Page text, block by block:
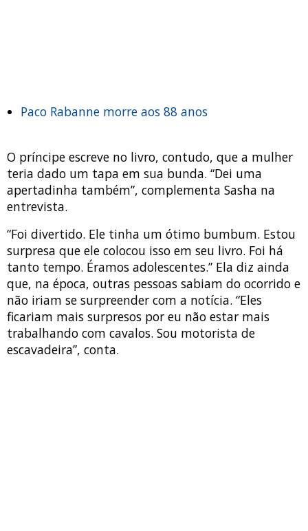
Paco Rabanne morre aos 88 anos
O príncipe escreve no livro, contudo, que a mulher
teria dado um tapa em sua bunda. “Dei uma
apertadinha também”, complementa Sasha na
entrevista.
“Foi divertido. Ele tinha um ótimo bumbum. Estou
surpresa que ele colocou isso em seu livro. Foi há
tanto tempo. Éramos adolescentes.” Ela diz ainda
que, na época, outras pessoas sabiam do ocorrido e
não iriam se surpreender com a notícia. “Eles
ficariam mais surpresos por eu não estar mais
trabalhando com cavalos. Sou motorista de
escavadeira”, conta.